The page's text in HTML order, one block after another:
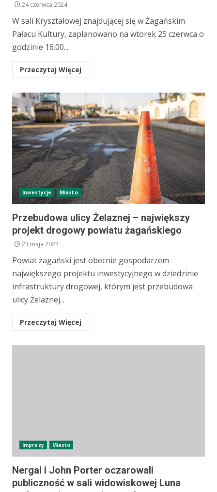
24 czerwca 2024
W sali Kryształowej znajdującej się w Żagańskim
Pałacu Kultury, zaplanowano na wtorek 25 czerwca o
godzinie 16.00...
Przeczytaj Więcej
Inwestycje Miasto
Przebudowa ulicy Żelaznej – największy
projekt drogowy powiatu żagańskiego
23 maja 2024
Powiat żagański jest obecnie gospodarzem
największego projektu inwestycyjnego w dziedzinie
infrastruktury drogowej, którym jest przebudowa
ulicy Żelaznej...
Przeczytaj Więcej
Imprezy Miasto
Nergal i John Porter oczarowali
publiczność w sali widowiskowej Luna